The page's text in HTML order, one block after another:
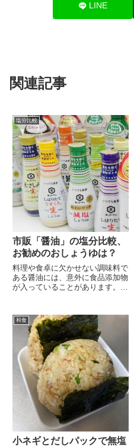
LINE
関連記事
塩分比較
市販「醤油」の塩分比較、
お勧めのおしょうゆは？
料理や食卓に欠かせない調味料で
ある醤油には、意外に食品添加物
が入っていることがあります。最
和食
小ネギとだしパックで無塩